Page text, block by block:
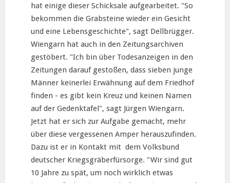
hat einige dieser Schicksale aufgearbeitet. "So
bekommen die Grabsteine wieder ein Gesicht
und eine Lebensgeschichte", sagt Dellbrügger.
Wiengarn hat auch in den Zeitungsarchiven
gestöbert. "Ich bin über Todesanzeigen in den
Zeitungen darauf gestoßen, dass sieben junge
Männer keinerlei Erwähnung auf dem Friedhof
finden - es gibt kein Kreuz und keinen Namen
auf der Gedenktafel", sagt Jürgen Wiengarn.
Jetzt hat er sich zur Aufgabe gemacht, mehr
über diese vergessenen Amper herauszufinden.
Dazu ist er in Kontakt mit dem Volksbund
deutscher Kriegsgräberfürsorge. "Wir sind gut
10 Jahre zu spät, um noch wirklich etwas